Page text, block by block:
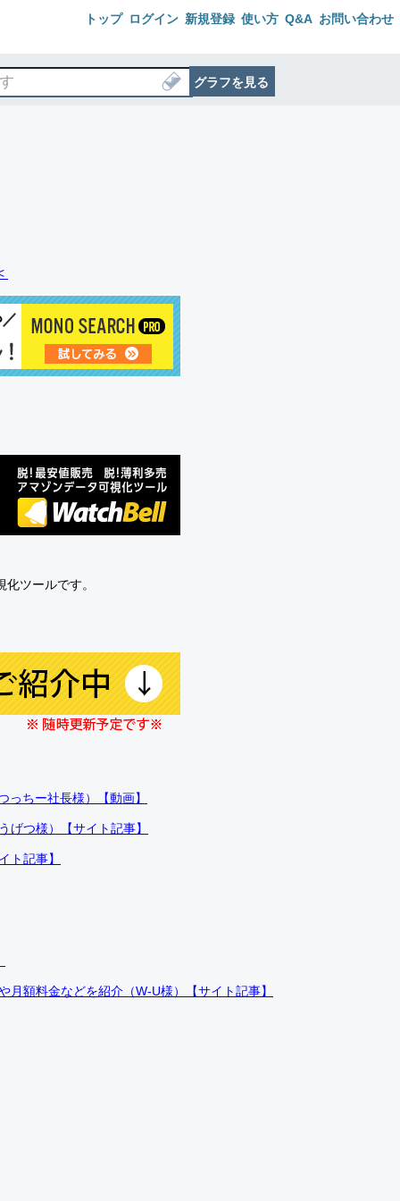
トップ ログイン 新規登録 使い方 Q&A お問い合わせ
グラフを見る
ツールです。
ちー社長様）【動画】
げつ様）【サイト記事】
ト記事】
額料金などを紹介（W-U様）【サイト記事】